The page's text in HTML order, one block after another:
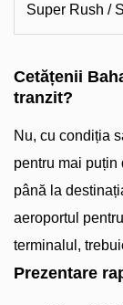
Super Rush /
Cetățenii
tranzit?
Nu, cu condiția
pentru mai puțin
până la
aeroportul
terminalul,
Prezentare